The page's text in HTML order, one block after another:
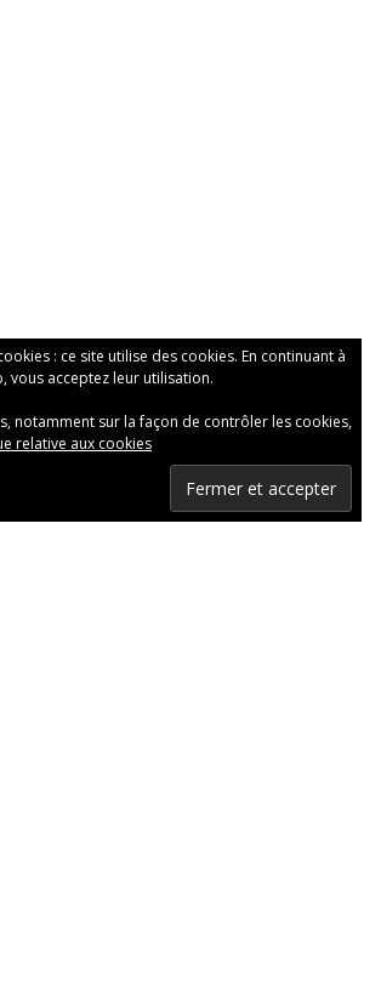
: ce site utilise des cookies. En continuant à
vous acceptez leur utilisation.
notamment sur la façon de contrôler les cookies,
relative aux cookies